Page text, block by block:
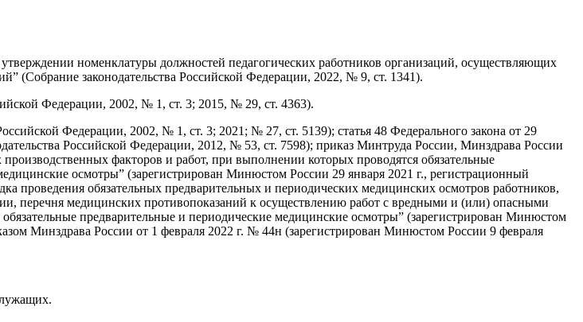
номенклатуры должностей педагогических работников организаций, осуществляющих
(Собрание законодательства Российской Федерации, 2022, № 9, ст. 1341).
Федерации, 2002, № 1, ст. 3; 2015, № 29, ст. 4363).
Федерации, 2002, № 1, ст. 3; 2021; № 27, ст. 5139); статья 48 Федерального закона от 29
Российской Федерации, 2012, № 53, ст. 7598); приказ Минтруда России, Минздрава России
факторов и работ, при выполнении которых проводятся обязательные
осмотры” (зарегистрирован Минюстом России 29 января 2021 г., регистрационный
обязательных предварительных и периодических медицинских осмотров работников,
перечня медицинских противопоказаний к осуществлению работ с вредными и (или) опасными
предварительные и периодические медицинские осмотры” (зарегистрирован Минюстом
Минздрава России от 1 февраля 2022 г. № 44н (зарегистрирован Минюстом России 9 февраля